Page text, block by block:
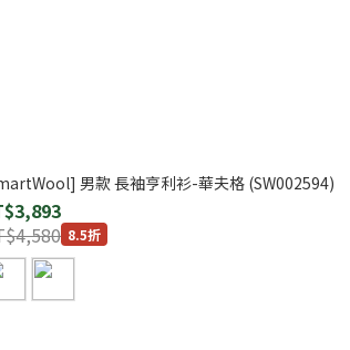
男款 長袖亨利衫-華夫格 (SW002594)
8.5折